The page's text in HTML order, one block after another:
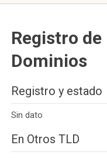
Registro de
Dominios
Registro y estado
Sin dato
En Otros TLD